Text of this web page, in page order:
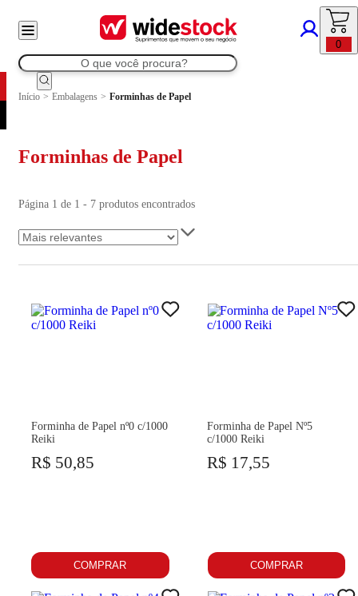
0
Início > Embalagens > Forminhas de Papel
Forminhas de Papel
Página 1 de 1 - 7 produtos encontrados
Forminha de Papel nº0 c/1000
Reiki
R$ 50,85
COMPRAR
Forminha de Papel Nº5
c/1000 Reiki
R$ 17,55
COMPRAR